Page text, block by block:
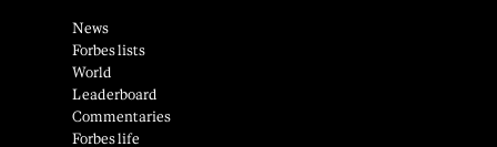
News
Forbes lists
World
Leaderboard
Commentaries
Forbes life